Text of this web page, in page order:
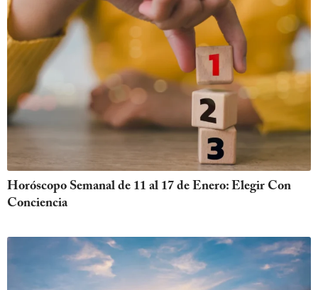
Horóscopo Semanal de 11 al 17 de Enero: Elegir Con
Conciencia